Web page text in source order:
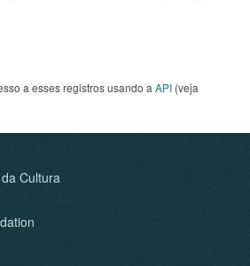
a esses registros usando a API (veja
Cultura